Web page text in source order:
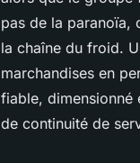
pas de la paranoïa,
la chaîne du froid.
marchandises en
fiable, dimensionné
de continuité de